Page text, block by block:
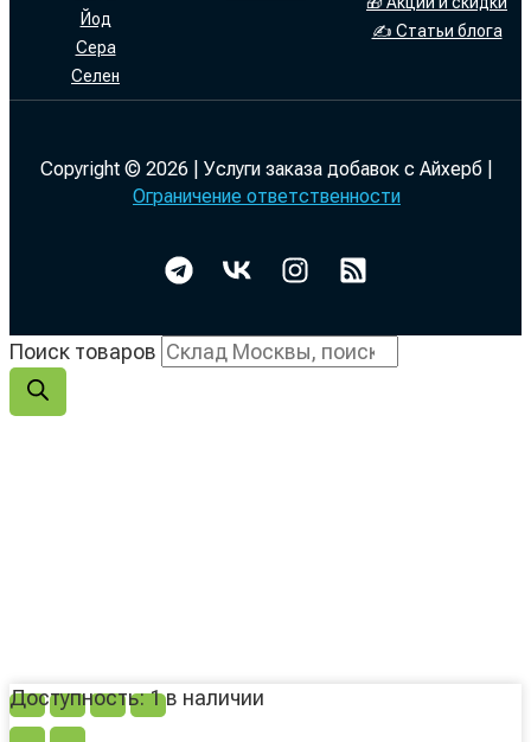
Йод
Сера
Селен
✍ Статьи блога
Copyright © 2026 | Услуги заказа добавок с Айхерб |
Ограничение ответственности
Поиск товаров
Доступность:1 в наличии